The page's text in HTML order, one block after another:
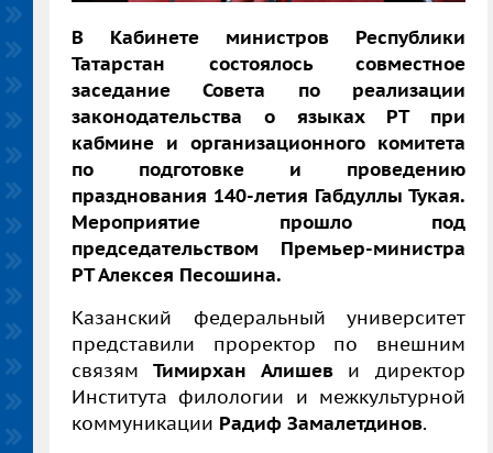
В Кабинете министров Республики
Татарстан состоялось совместное
заседание Совета по реализации
законодательства о языках РТ при
кабмине и организационного комитета
по подготовке и проведению
празднования 140-летия Габдуллы Тукая.
Мероприятие прошло под
председательством Премьер-министра
РТ Алексея Песошина.
Казанский федеральный университет
представили проректор по внешним
связям Тимирхан Алишев и директор
Института филологии и межкультурной
коммуникации Радиф Замалетдинов.